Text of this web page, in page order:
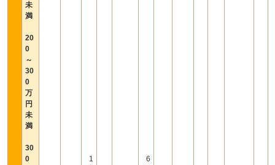
未
満
20
0
～
30
0
万
円
未
満
30
0
1
6